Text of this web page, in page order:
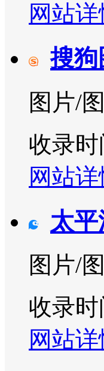
网站
搜狗
图片/
收录时
网站
太
图片/
收录时
网站